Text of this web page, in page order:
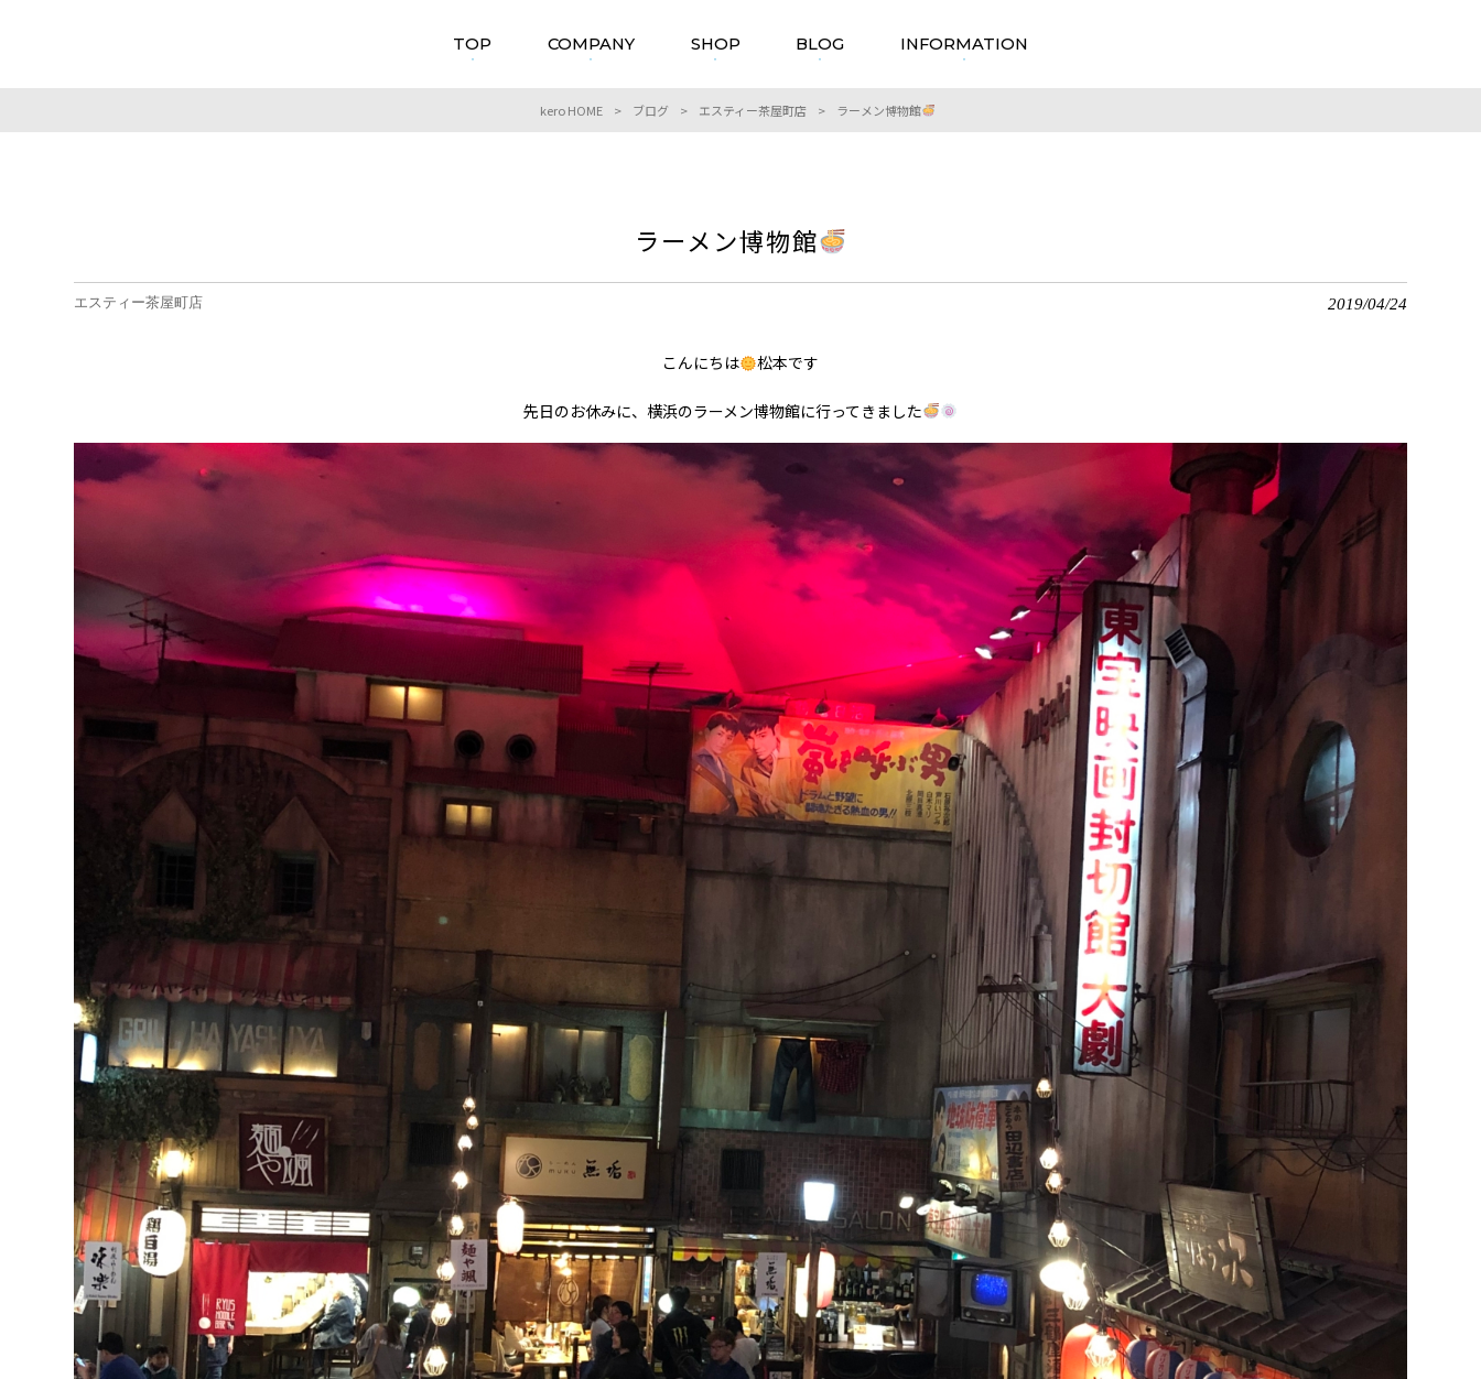
TOP COMPANY SHOP BLOG INFORMATION
kero HOME > ブログ > エスティー茶屋町店 > ラーメン博物館
ラーメン博物館
エスティー茶屋町店 2019/04/24
こんにちは 松本です
先日のお休みに、横浜のラーメン博物館に行ってきました